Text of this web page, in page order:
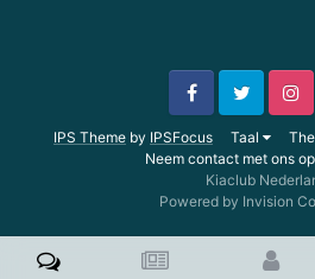
IPS Theme by IPSFocus Taal
Neem contact met ons op
Kiaclub
Powered by Invision